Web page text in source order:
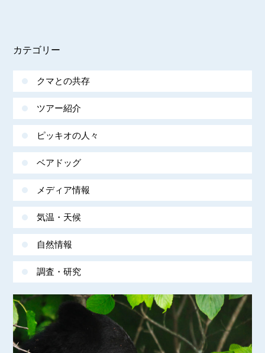
カテゴリー
クマとの共存
ツアー紹介
ピッキオの人々
ベアドッグ
メディア情報
気温・天候
自然情報
調査・研究